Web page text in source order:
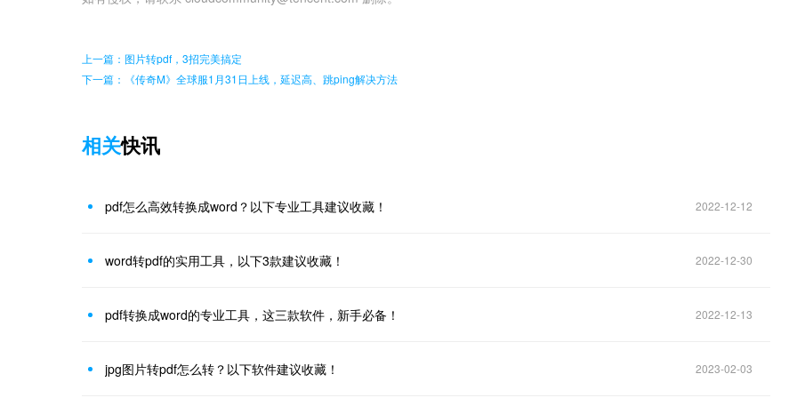
上一篇：图片转pdf，3招完美搞定
下一篇：《传奇M》全球服1月31日上线，延迟高、跳ping解决方法
相关快讯
pdf怎么高效转换成word？以下专业工具建议收藏！ 2022-12-12
word转pdf的实用工具，以下3款建议收藏！ 2022-12-30
pdf转换成word的专业工具，这三款软件，新手必备！ 2022-12-13
jpg图片转pdf怎么转？以下软件建议收藏！ 2023-02-03